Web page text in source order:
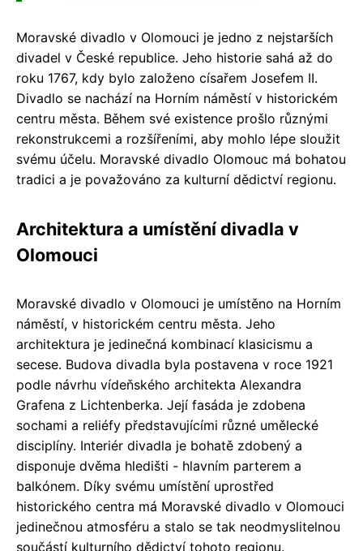
Moravské divadlo v Olomouci je jedno z nejstarších
divadel v České republice. Jeho historie sahá až do
roku 1767, kdy bylo založeno císařem Josefem II.
Divadlo se nachází na Horním náměstí v historickém
centru města. Během své existence prošlo různými
rekonstrukcemi a rozšířeními, aby mohlo lépe sloužit
svému účelu. Moravské divadlo Olomouc má bohatou
tradici a je považováno za kulturní dědictví regionu.
Architektura a umístění divadla v
Olomouci
Moravské divadlo v Olomouci je umístěno na Horním
náměstí, v historickém centru města. Jeho
architektura je jedinečná kombinací klasicismu a
secese. Budova divadla byla postavena v roce 1921
podle návrhu vídeňského architekta Alexandra
Grafena z Lichtenberka. Její fasáda je zdobena
sochami a reliéfy představujícími různé umělecké
disciplíny. Interiér divadla je bohatě zdobený a
disponuje dvěma hledišti - hlavním parterem a
balkónem. Díky svému umístění uprostřed
historického centra má Moravské divadlo v Olomouci
jedinečnou atmosféru a stalo se tak neodmyslitelnou
součástí kulturního dědictví tohoto regionu.